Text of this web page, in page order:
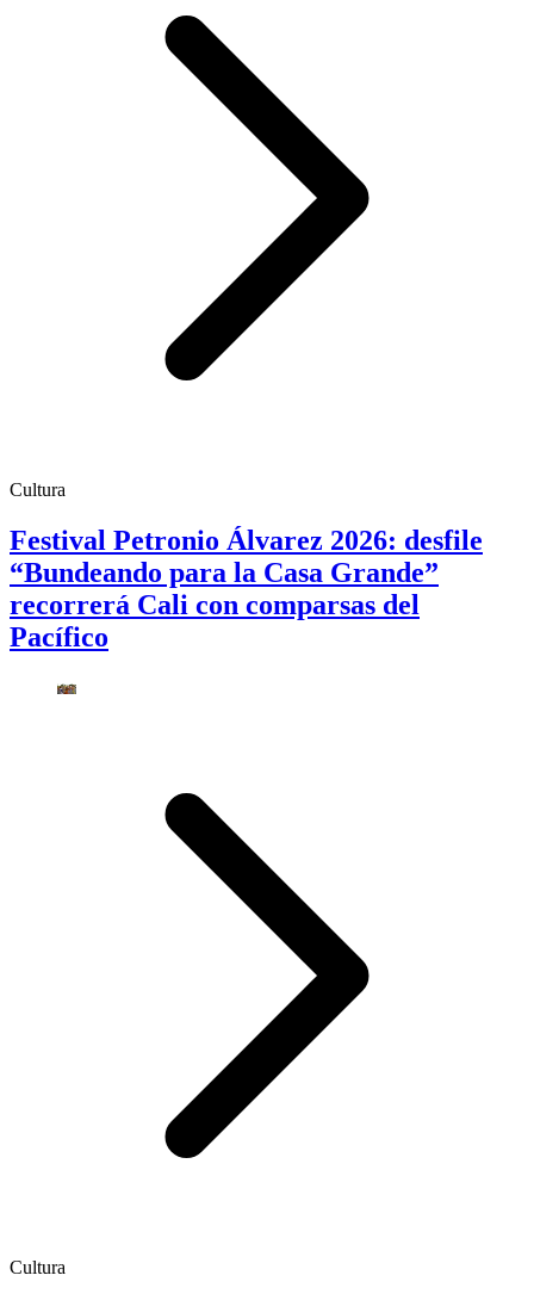
Cultura
Festival Petronio Álvarez 2026: desfile
“Bundeando para la Casa Grande”
recorrerá Cali con comparsas del
Pacífico
Cultura